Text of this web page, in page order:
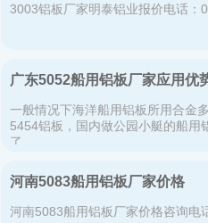
3003铝板厂家明泰铝业报价电话：
广东5052船用铝板厂家应用优
一般情况下海洋船用铝板所用合金
5454铝板，国内做公园小艇的船用
了。
河南5083船用铝板厂家价格
河南5083船用铝板厂家价格咨询电